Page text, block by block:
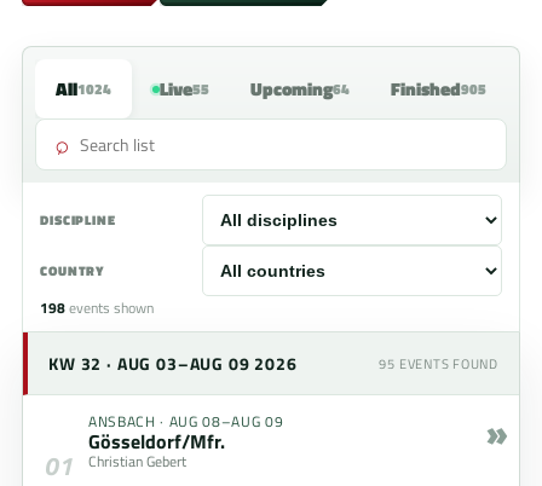
All1024 Live55 Upcoming64 Finished905
⌕
DISCIPLINE
COUNTRY
198events shown
KW 32 · AUG 03–AUG 09 2026 95 EVENTS FOUND
01
ANSBACH · AUG 08–AUG 09
Gösseldorf/Mfr.
Christian Gebert
»